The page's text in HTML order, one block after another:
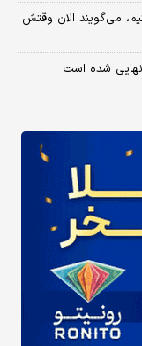
کنیم، می‌گویند الان وقتش
نهایی شده است